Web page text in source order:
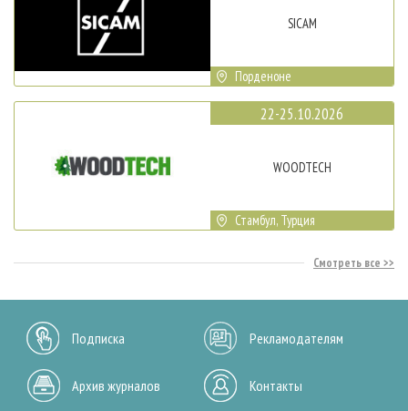
SICAM
Порденоне
22-25.10.2026
WOODTECH
Стамбул, Турция
Смотреть все
Подписка Рекламодателям
Архив журналов Контакты